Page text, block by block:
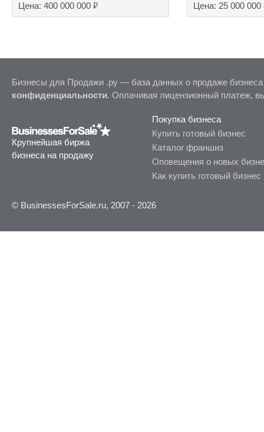
Цена: 400 000 000 ₽
Цена: 25 000 000
Бизнесы для Продажи .ру — база данных о продаже
конфиденциальности. Оплачивая лицензионный платеж,
Крупнейшая биржа
бизнеса на продажу
Покупка бизнеса
Купить готовый бизнес
Каталог франшиз
Оповещения о новых
Как купить готовый бизнес
© BusinessesForSale.ru, 2007 - 2026